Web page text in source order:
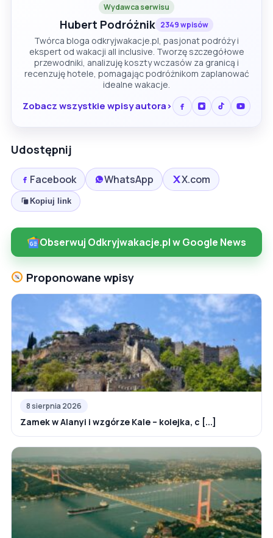
Wydawca serwisu
Hubert Podróżnik 2349 wpisów
Twórca bloga odkryjwakacje.pl, pasjonat podróży i
ekspert od wakacji all inclusive. Tworzę szczegółowe
przewodniki, analizuję koszty wczasów za granicą i
recenzuję hotele, pomagając podróżnikom zaplanować
idealne wakacje.
Zobacz wszystkie wpisy autora
Udostępnij
Facebook WhatsApp X.com
Kopiuj link
Obserwuj Odkryjwakacje.pl w Google News
Proponowane wpisy
8 sierpnia 2026
Zamek w Alanyi i wzgórze Kale – kolejka, c [...]